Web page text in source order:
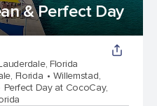
& Perfect Day
Florida
Florida
Willemstad,
Perfect Day at CocoCay,